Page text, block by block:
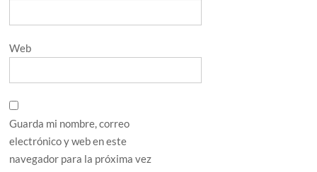
Web
Guarda mi nombre, correo
electrónico y web en este
navegador para la próxima vez